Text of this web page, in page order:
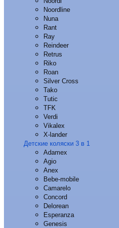
Noordline
Nuna
Rant
Ray
Reindeer
Retrus
Riko
Roan
Silver Cross
Tako
Tutic
TFK
Verdi
Vikalex
X-lander
Детские коляски 3 в 1
Adamex
Agio
Anex
Bebe-mobile
Camarelo
Concord
Delorean
Esperanza
Genesis